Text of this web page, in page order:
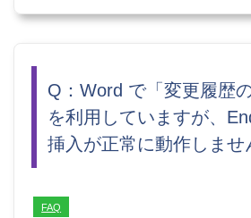
Q：Word で「変更履歴
を利用していますが、
挿入が正常に動作しませ
FAQ